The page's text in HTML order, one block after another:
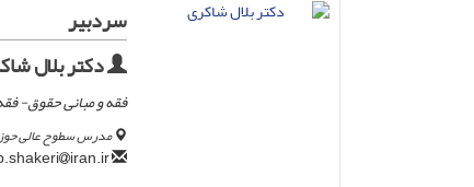
سردبیر
دکتر بلال
فقه و مبانی حقوق-
مدرس سطوح عالی
iran.ir